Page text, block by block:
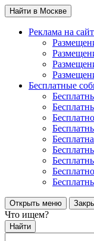
Найти в Москве
Реклама на
Бесплатные
Открыть меню
Что ищем?
Найти